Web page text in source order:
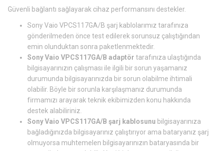
Güvenli bağlantı sağlayarak cihaz performansını destekler.
Sony Vaio VPCS117GA/B şarj kablolarımız tarafınıza
gönderilmeden önce test edilerek sorunsuz çalıştığından
emin olunduktan sonra paketlenmektedir.
Sony Vaio VPCS117GA/B adaptör tarafınıza ulaştığında
bilgisayarınızın çalışması ile ilgili bir sorun yaşamanız
durumunda bilgisayarınızda bir sorun olabilme ihtimali
olabilir. Böyle bir sorunla karşılaşmanız durumunda
firmamızı arayarak teknik ekibimizden konu hakkında
destek alabiliriniz.
Sony Vaio VPCS117GA/B şarj kablosunu bilgisayarınıza
bağladığınızda bilgisayarınız çalıştırıyor ama bataryanız şarj
olmuyorsa muhtemelen bilgisayarınızın bataryasında bir